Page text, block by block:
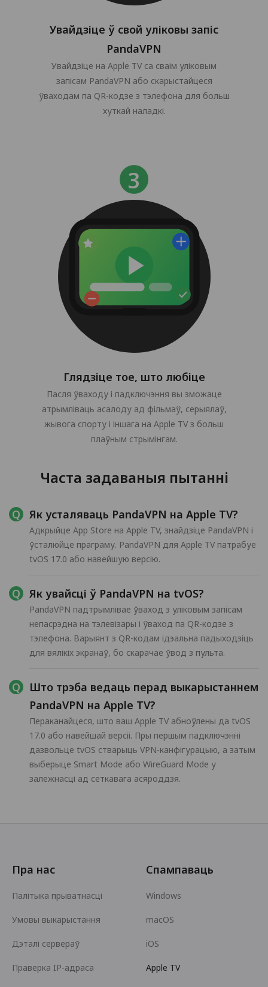
Увайдзіце ў свой уліковы запіс
PandaVPN
Увайдзіце на Apple TV са сваім уліковым
запісам PandaVPN або скарыстайцеся
ўваходам па QR-кодзе з тэлефона для больш
хуткай наладкі.
Глядзіце тое, што любіце
Пасля ўваходу і падключэння вы зможаце
атрымліваць асалоду ад фільмаў, серыялаў,
жывога спорту і іншага на Apple TV з больш
плаўным стрымінгам.
Часта задаваныя пытанні
Як усталяваць PandaVPN на Apple TV?
Адкрыйце App Store на Apple TV, знайдзіце PandaVPN і
ўсталюйце праграму. PandaVPN для Apple TV патрабуе
tvOS 17.0 або навейшую версію.
Як увайсці ў PandaVPN на tvOS?
PandaVPN падтрымлівае ўваход з уліковым запісам
непасрэдна на тэлевізары і ўваход па QR-кодзе з
тэлефона. Варыянт з QR-кодам ідэальна падыходзіць
для вялікіх экранаў, бо скарачае ўвод з пульта.
Што трэба ведаць перад выкарыстаннем
PandaVPN на Apple TV?
Пераканайцеся, што ваш Apple TV абноўлены да tvOS
17.0 або навейшай версіі. Пры першым падключэнні
дазвольце tvOS стварыць VPN-канфігурацыю, а затым
выберыце Smart Mode або WireGuard Mode у
залежнасці ад сеткавага асяроддзя.
Пра нас
Палітыка прыватнасці
Умовы выкарыстання
Дэталі сервераў
Праверка IP-адраса
Спампаваць
Windows
macOS
iOS
Apple TV